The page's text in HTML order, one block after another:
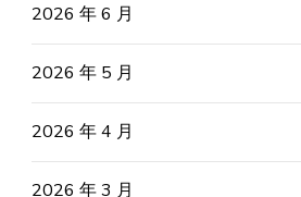
2026 年 6 月
2026 年 5 月
2026 年 4 月
2026 年 3 月